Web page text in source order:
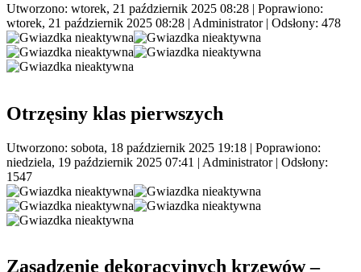
Utworzono: wtorek, 21 październik 2025 08:28 | Poprawiono:
wtorek, 21 październik 2025 08:28 | Administrator| Odsłony: 478
Otrzęsiny klas pierwszych
Utworzono: sobota, 18 październik 2025 19:18 | Poprawiono:
niedziela, 19 październik 2025 07:41 | Administrator| Odsłony:
1547
Zasadzenie dekoracyjnych krzewów –